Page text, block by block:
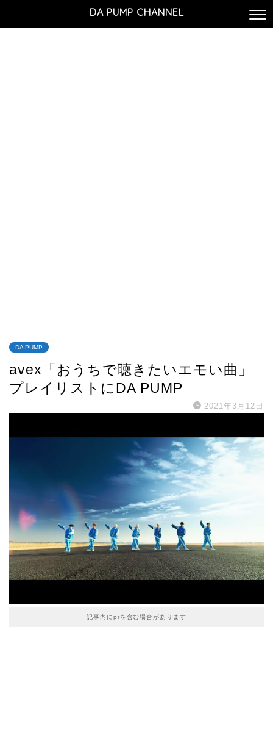
DA PUMP CHANNEL
DA PUMP
avex「おうちで聴きたいエモい曲」
プレイリストにDA PUMP
2021年3月12日
記事内にprを含む場合があります